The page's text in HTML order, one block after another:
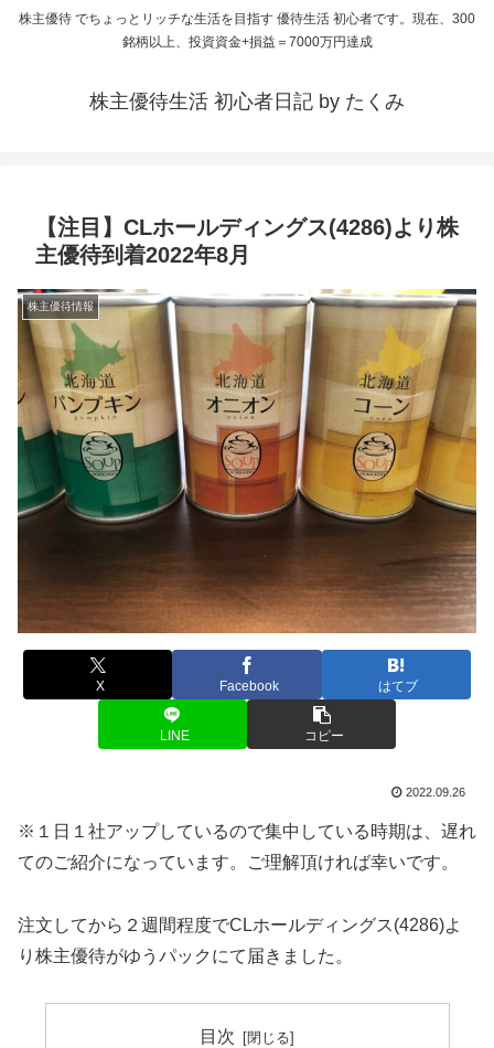
株主優待 でちょっとリッチな生活を目指す 優待生活 初心者です。現在、300
銘柄以上、投資資金+損益＝7000万円達成
株主優待生活 初心者日記 by たくみ
【注目】CLホールディングス(4286)より株
主優待到着2022年8月
株主優待情報
X Facebook はてブ
LINE コピー
2022.09.26
※１日１社アップしているので集中している時期は、遅れ
てのご紹介になっています。ご理解頂ければ幸いです。
注文してから２週間程度でCLホールディングス(4286)よ
り株主優待がゆうパックにて届きました。
目次